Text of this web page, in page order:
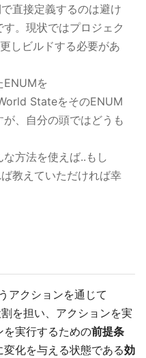
直接定義するのは避け
。現状ではプロジェク
しビルドする必要があ
ENUMを
StateをそのENUM
、自分の頭ではどうも
方法を使えば..もし
教えていただければ幸
アクションを通じて
を担い、アクションを実
を実行するための前提条
化を与える状態である効